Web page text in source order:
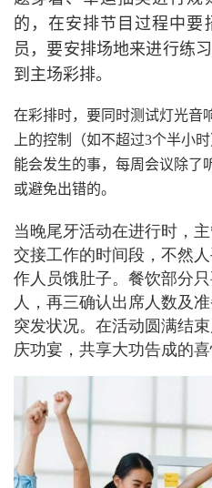
的，在安排节目过程中要
员，要安排场地来进行练
到主场彩排。
在彩排时，要同时测试灯光音
上的控制（如不超过3个半小
能会发生的事，每周会议除了
或避免出错的。
当晚尾牙活动在进行时，
交接工作的时间段，不然
作人员饿肚子。餐饮部分
人，再三确认出席人数及
突发状况。在活动圆满结
庆功宴，共享大功告成的喜